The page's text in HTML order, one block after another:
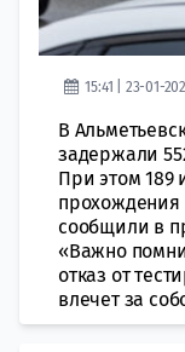
15:41 | 23-01-
В
задержали
При этом 189
прохождения
сообщили в
«Важно
отказ от
влечет за